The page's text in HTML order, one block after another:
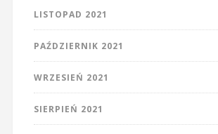
LISTOPAD 2021
PAŹDZIERNIK 2021
WRZESIEŃ 2021
SIERPIEŃ 2021